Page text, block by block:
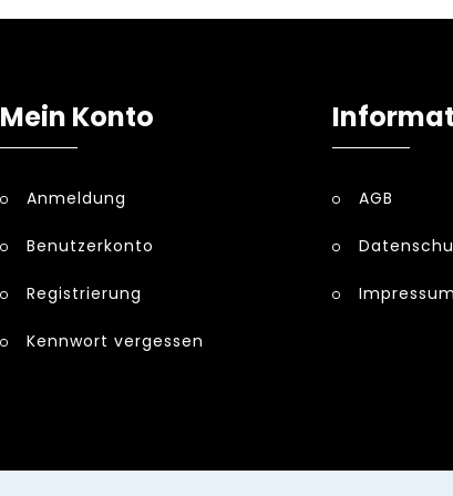
Mein Konto
Anmeldung
Benutzerkonto
Registrierung
Kennwort vergessen
AGB
Impressum